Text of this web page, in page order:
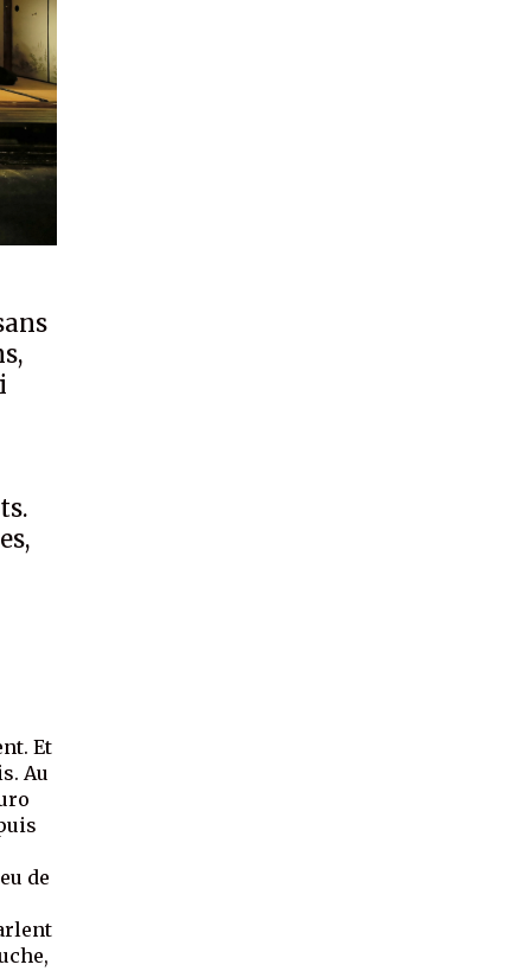
Et
Au
de